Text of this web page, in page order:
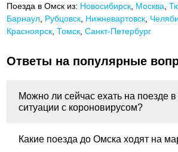
Поезда в Омск из: Новосибирск Москва ,
Барнаул Рубцовск Нижневартовск
Красноярск ,Томск ,Санкт-Петербург
Ответы на популярные
Можно ли сейчас ехать на поезде
ситуации с короновирусом?
Какие поезда до Омска ходят на